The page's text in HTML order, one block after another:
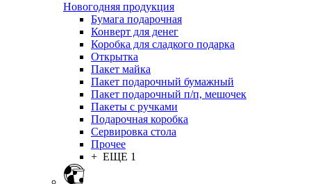
Новогодняя продукция
Бумага подарочная
Конверт для денег
Коробка для сладкого подарка
Открытка
Пакет майка
Пакет подарочный бумажный
Пакет подарочный п/п, мешочек
Пакеты с ручками
Подарочная коробка
Сервировка стола
Прочее
+ ЕЩЕ 1